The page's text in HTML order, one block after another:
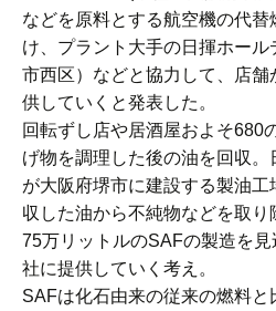
などを原料とする航空機の代
け、プラント大手の日揮ホー
市西区）などと協力して、店
供していくと発表した。
回転ずし店や居酒屋およそ680
げ物を調理した後の油を回収
が大阪府堺市に建設する製油工
収した油から不純物などを取
75万リットルのSAFの製造を
社に提供していく考え。
SAFは化石由来の従来の燃料